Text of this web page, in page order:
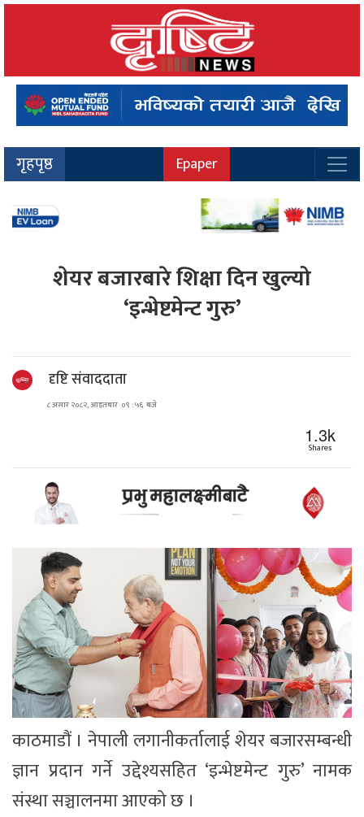
गृहपृष्ठ Epaper
शेयर बजारबारे शिक्षा दिन खुल्यो
‘इन्भेष्टमेन्ट गुरु’
दृष्टि संवाददाता
८ असार २०८२, आइतबार ०९ : ५६ बजे
1.3k
Shares
काठमाडौं । नेपाली लगानीकर्तालाई शेयर बजारसम्बन्धी
ज्ञान प्रदान गर्ने उद्देश्यसहित ‘इन्भेष्टमेन्ट गुरु’ नामक
संस्था सञ्चालनमा आएको छ ।